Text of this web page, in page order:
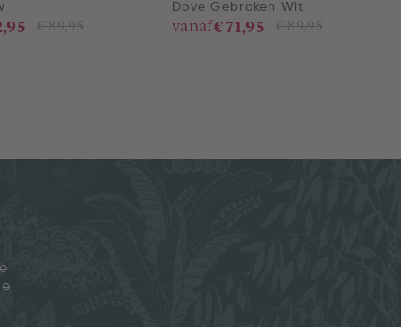
€ 89,95
Dove Gebroken Wit
vanaf € 89,95
€ 71,95